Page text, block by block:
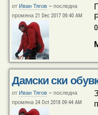
от Иван Тягов —последна
промяна 21 Dec 2017 09:40 AM
Дамски ски
от Иван Тягов —последна
промяна 24 Oct 2018 09:44 AM